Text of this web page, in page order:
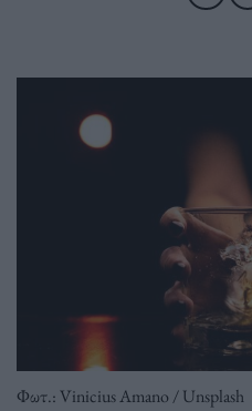
Φωτ.: Vinicius Amano / Unsplash